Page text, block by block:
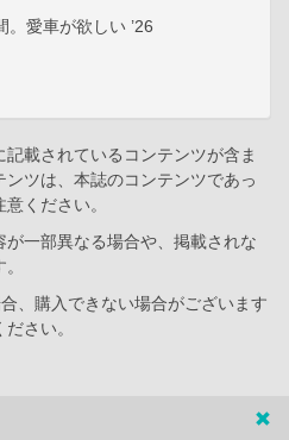
。愛車が欲しい ’26
載されているコンテンツが含ま
ツは、本誌のコンテンツであっ
ください。
一部異なる場合や、掲載されな
、購入できない場合がございます
さい。